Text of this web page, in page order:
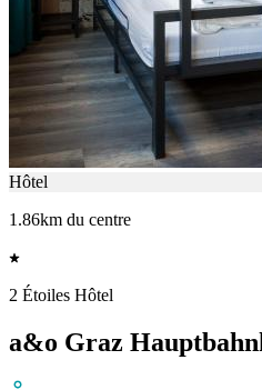
Hôtel
1.86km du centre
2 Étoiles Hôtel
a&o Graz